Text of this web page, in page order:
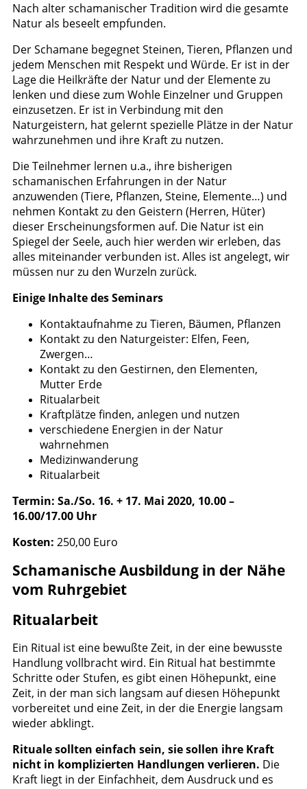
Nach alter schamanischer Tradition wird die gesamte
Natur als beseelt empfunden.
Der Schamane begegnet Steinen, Tieren, Pflanzen und
jedem Menschen mit Respekt und Würde. Er ist in der
Lage die Heilkräfte der Natur und der Elemente zu
lenken und diese zum Wohle Einzelner und Gruppen
einzusetzen. Er ist in Verbindung mit den
Naturgeistern, hat gelernt spezielle Plätze in der Natur
wahrzunehmen und ihre Kraft zu nutzen.
Die Teilnehmer lernen u.a., ihre bisherigen
schamanischen Erfahrungen in der Natur
anzuwenden (Tiere, Pflanzen, Steine, Elemente…) und
nehmen Kontakt zu den Geistern (Herren, Hüter)
dieser Erscheinungsformen auf. Die Natur ist ein
Spiegel der Seele, auch hier werden wir erleben, das
alles miteinander verbunden ist. Alles ist angelegt, wir
müssen nur zu den Wurzeln zurück.
Einige Inhalte des Seminars
Kontaktaufnahme zu Tieren, Bäumen, Pflanzen
Kontakt zu den Naturgeister: Elfen, Feen,
Zwergen…
Kontakt zu den Gestirnen, den Elementen,
Mutter Erde
Ritualarbeit
Kraftplätze finden, anlegen und nutzen
verschiedene Energien in der Natur
wahrnehmen
Medizinwanderung
Ritualarbeit
Termin: Sa./So. 16. + 17. Mai 2020, 10.00 –
16.00/17.00 Uhr
Kosten: 250,00 Euro
Schamanische Ausbildung in der Nähe
vom Ruhrgebiet
Ritualarbeit
Ein Ritual ist eine bewußte Zeit, in der eine bewusste
Handlung vollbracht wird. Ein Ritual hat bestimmte
Schritte oder Stufen, es gibt einen Höhepunkt, eine
Zeit, in der man sich langsam auf diesen Höhepunkt
vorbereitet und eine Zeit, in der die Energie langsam
wieder abklingt.
Rituale sollten einfach sein, sie sollen ihre Kraft
nicht in komplizierten Handlungen verlieren. Die
Kraft liegt in der Einfachheit, dem Ausdruck und es